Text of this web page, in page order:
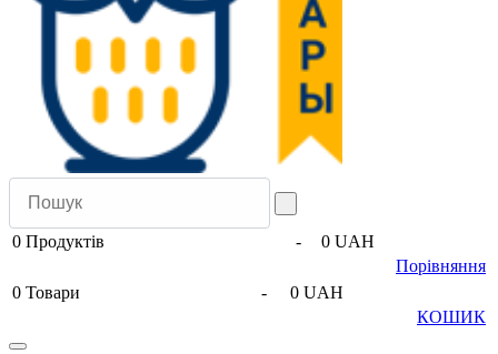
0 Продуктів -
0 UAH
Порівняння
0 Товари -
0 UAH
КОШИК